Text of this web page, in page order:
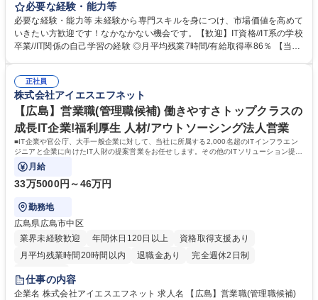
ら構築・運用まで幅広く手掛けるIT企業。そんな当社にて、インフラエン
ジニアとしての業務をご担当いただきます。 ◎入社後はまず研修を1カ月
実施し、その後はOJT研修にてITの基礎から実践的なスキルを習得してい
ただきます（※適性や希望に応じ、ネットワークやサーバーの運用・保守
映される環境です。 募集職種 未経験歓迎【広島/ITエンジニア】『WLB大
賞受賞』研修制度・フォロー体制◎
必要な経験・能力等
必要な経験・能力等 未経験から専門スキルを身につけ、市場価値を高めて
いきたい方歓迎です！なかなかない機会です。【歓迎】IT資格//IT系の学校
卒業//IT関係の自己学習の経験 ◎月平均残業7時間/有給取得率86％ 【当社
注力し、未経験からプロへ育てるノウハウが蓄積されています。【充実し
た研修制度】●エンジニア主催で定期開催される社内勉強会●自宅からアク
セス可能な仮想検証環境やマルチクラウド検証環境●動画研修コンテンツ4
500件以上見放題 学歴・資格 学歴：大学院 大学 高専 短大 専修学校 高校
語学力： 資格：第一種運転免許普通自動車
正社員
株式会社アイエスエフネット
【広島】営業職(管理職候補) 働きやすさトップクラスの
成長IT企業!福利厚生 人材/アウトソーシング法人営業
■IT企業や官公庁、大手一般企業に対して、当社に所属する2,000名超のITインフラエン
ジニアと企業に向けたIT人財の提案営業をお任せします。その他のITソリューション提案
から案件獲得なども担っていただきます。
月給
33万5000円～46万円
勤務地
広島県広島市中区
業界未経験歓迎
年間休日120日以上
資格取得支援あり
月平均残業時間20時間以内
退職金あり
完全週休2日制
土日祝休み
仕事の内容
企業名 株式会社アイエスエフネット 求人名 【広島】営業職(管理職候補)